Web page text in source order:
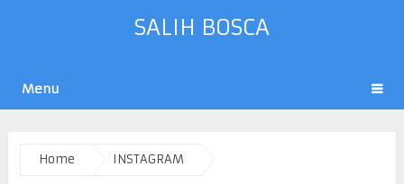
SALIH BOSCA
Menu
Home INSTAGRAM